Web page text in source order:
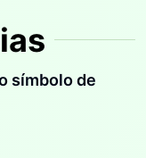
símbolo de